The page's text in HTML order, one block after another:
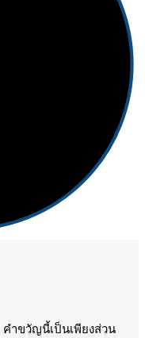
คำขวัญนี้เป็นเพียงส่วน